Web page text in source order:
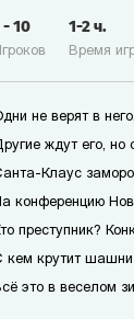
-10
Время
1-2ч.
не верят в
ждут его, но
Клаус
конференцию
преступник?
кем крутит шашни
это в веселом